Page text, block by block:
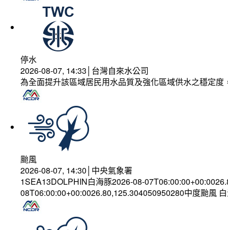
停水
2026-08-07, 14:33│台灣自來水公司
為全面提升該區域居民用水品質及強化區域供水之穩定
颱風
2026-08-07, 14:30│中央氣象署
1SEA13DOLPHIN白海豚2026-08-
08T06:00:00+00:0026.80,125.304050950280中度颱風